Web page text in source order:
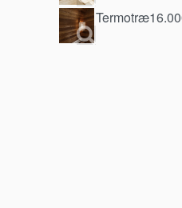
Termotræ